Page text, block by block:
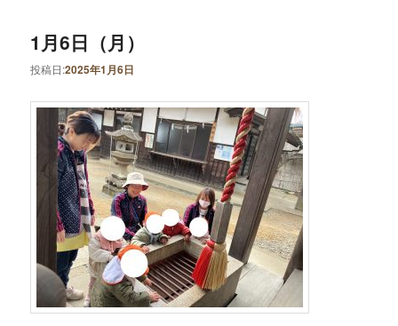
1月6日（月）
投稿日:2025年1月6日